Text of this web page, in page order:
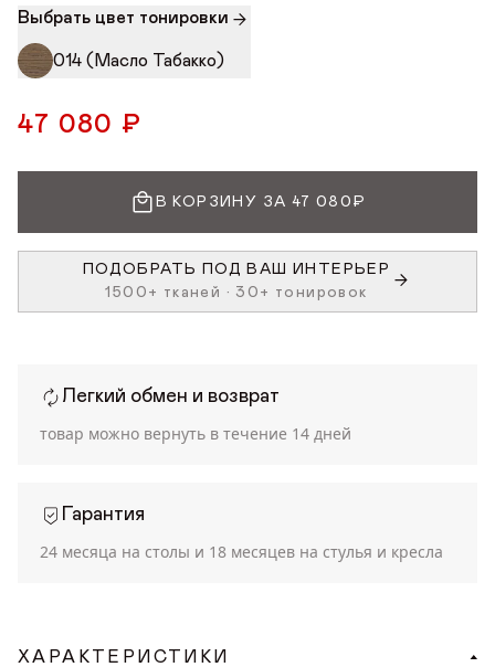
Выбрать цвет тонировки
014 (Масло Табакко)
47 080 ₽
В КОРЗИНУ ЗА 47 080₽
ПОДОБРАТЬ ПОД ВАШ ИНТЕРЬЕР
1500+ тканей • 30+ тонировок
Легкий обмен и возврат
товар можно вернуть в течение 14 дней
Гарантия
24 месяца на столы и 18 месяцев на стулья и кресла
ХАРАКТЕРИСТИКИ